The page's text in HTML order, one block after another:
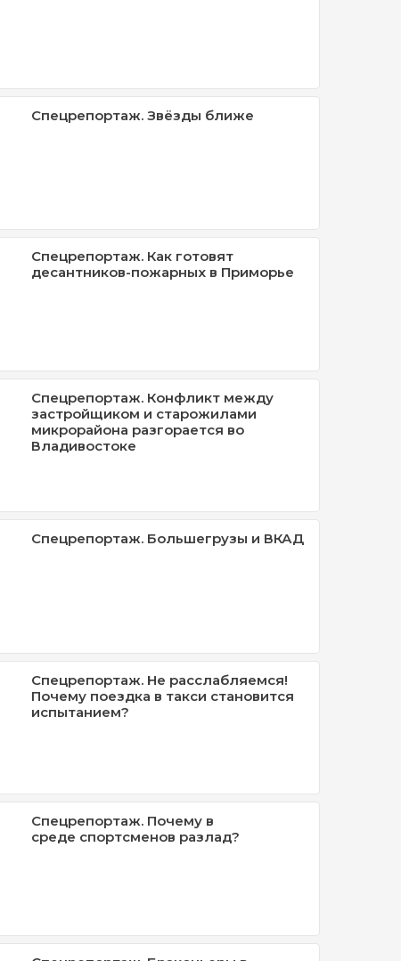
Спецрепортаж. Звёзды ближе
Спецрепортаж. Как готовят
десантников-пожарных в Приморье
Спецрепортаж. Конфликт между
застройщиком и старожилами
микрорайона разгорается во
Владивостоке
Спецрепортаж. Большегрузы и ВКАД
Спецрепортаж. Не расслабляемся!
Почему поездка в такси становится
испытанием?
Спецрепортаж. Почему в
среде спортсменов разлад?